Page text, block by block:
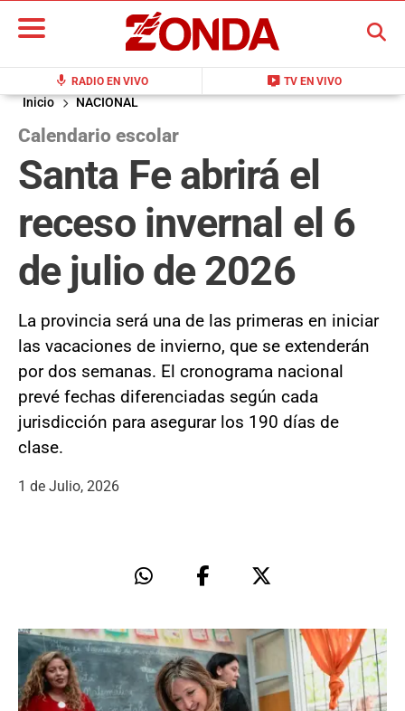
mic RADIO EN VIVO live_tv TV EN VIVO
BUSCAR
Inicio NACIONAL
Calendario escolar
Santa Fe abrirá el
receso invernal el 6
de julio de 2026
La provincia será una de las primeras en iniciar
las vacaciones de invierno, que se extenderán
por dos semanas. El cronograma nacional
prevé fechas diferenciadas según cada
jurisdicción para asegurar los 190 días de
clase.
1 de Julio, 2026